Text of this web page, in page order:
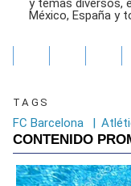
y temas diversos,
México, España y
TAGS
FC Barcelona |